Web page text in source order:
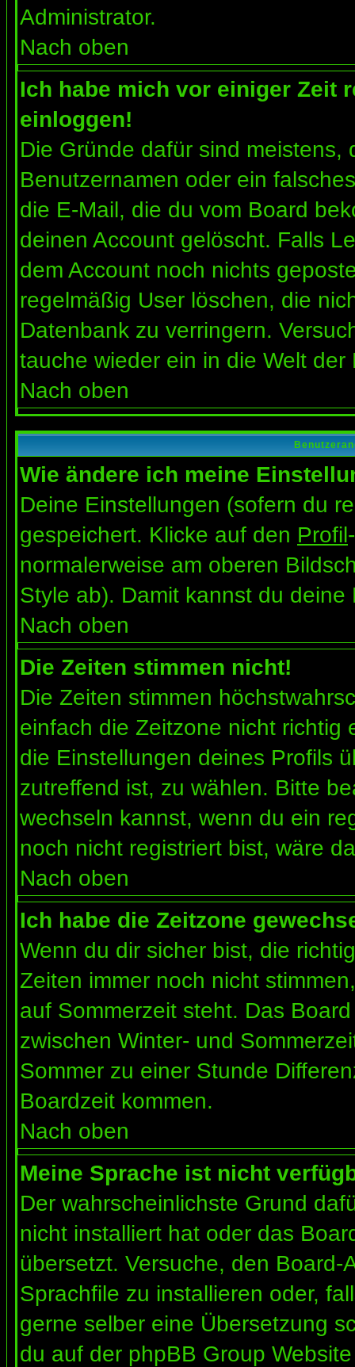
Administrator.
Nach oben
Ich habe mich vor einiger Zeit
einloggen!
Die Gründe dafür sind
Benutzernamen oder ein
die E-Mail, die du vom Board
deinen Account gelöscht. Falls
dem Account noch nichts
regelmäßig User löschen, die
Datenbank zu verringern.
tauche wieder ein in die Welt der
Nach oben
Wie ändere ich meine
Deine Einstellungen (sofern du
gespeichert. Klicke auf den Profil
normalerweise am oberen
Style ab). Damit kannst du
Nach oben
Die Zeiten stimmen nicht!
Die Zeiten stimmen
einfach die Zeitzone nicht richtig
die Einstellungen deines Profils
zutreffend ist, zu wählen. Bitte
wechseln kannst, wenn du ein
noch nicht registriert bist, wäre
Nach oben
Ich habe die Zeitzone
Wenn du dir sicher bist, die
Zeiten immer noch nicht
auf Sommerzeit steht. Das
zwischen Winter- und
Sommer zu einer Stunde
Boardzeit kommen.
Nach oben
Meine Sprache ist nicht
Der wahrscheinlichste Grund
nicht installiert hat oder das
übersetzt. Versuche, den
Sprachfile zu installieren oder,
gerne selber eine Übersetzung
du auf der phpBB Group